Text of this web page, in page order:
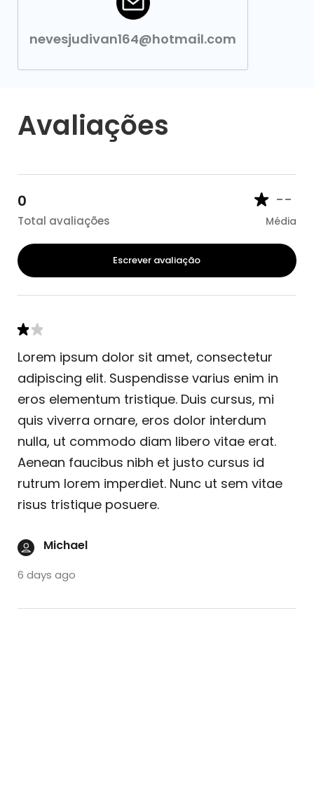
nevesjudivan164@hotmail.com
Avaliações
0
Total avaliações
--
Média
Escrever avaliação
Lorem ipsum dolor sit amet, consectetur
adipiscing elit. Suspendisse varius enim in
eros elementum tristique. Duis cursus, mi
quis viverra ornare, eros dolor interdum
nulla, ut commodo diam libero vitae erat.
Aenean faucibus nibh et justo cursus id
rutrum lorem imperdiet. Nunc ut sem vitae
risus tristique posuere.
Michael
6 days ago